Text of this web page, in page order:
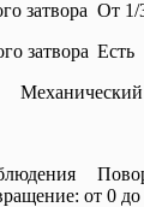
затвора От 1/
затвора Есть
от 0 до